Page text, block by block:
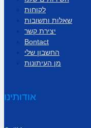
לקוחות
שאלות ותשובות
יצירת קשר
Bontact
החשבון שלי
מן העיתונות
אודותינו